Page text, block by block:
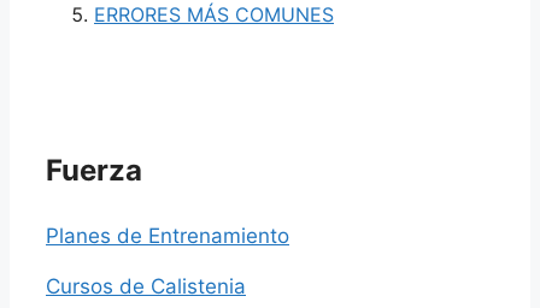
ERRORES MÁS COMUNES
Fuerza
Planes de Entrenamiento
Cursos de Calistenia